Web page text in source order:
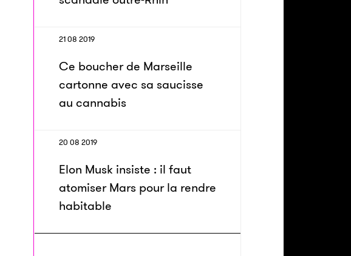
21 08 2019
Ce boucher de Marseille
cartonne avec sa saucisse
au cannabis
20 08 2019
Elon Musk insiste : il faut
atomiser Mars pour la rendre
habitable